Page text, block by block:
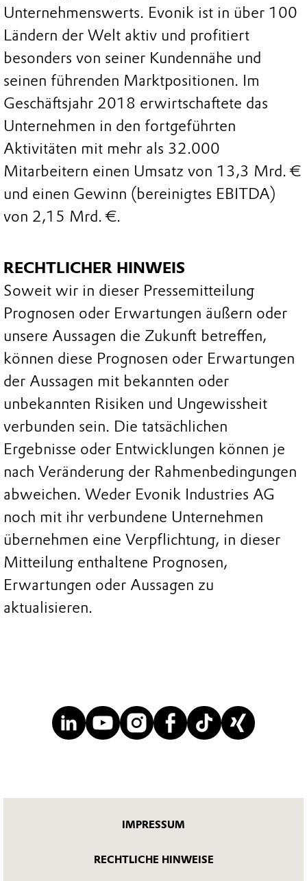
Unternehmenswerts. Evonik ist in über 100
Ländern der Welt aktiv und profitiert
besonders von seiner Kundennähe und
seinen führenden Marktpositionen. Im
Geschäftsjahr 2018 erwirtschaftete das
Unternehmen in den fortgeführten
Aktivitäten mit mehr als 32.000
Mitarbeitern einen Umsatz von 13,3 Mrd. €
und einen Gewinn (bereinigtes EBITDA)
von 2,15 Mrd. €.
RECHTLICHER HINWEIS
Soweit wir in dieser Pressemitteilung
Prognosen oder Erwartungen äußern oder
unsere Aussagen die Zukunft betreffen,
können diese Prognosen oder Erwartungen
der Aussagen mit bekannten oder
unbekannten Risiken und Ungewissheit
verbunden sein. Die tatsächlichen
Ergebnisse oder Entwicklungen können je
nach Veränderung der Rahmenbedingungen
abweichen. Weder Evonik Industries AG
noch mit ihr verbundene Unternehmen
übernehmen eine Verpflichtung, in dieser
Mitteilung enthaltene Prognosen,
Erwartungen oder Aussagen zu
aktualisieren.
IMPRESSUM
RECHTLICHE HINWEISE